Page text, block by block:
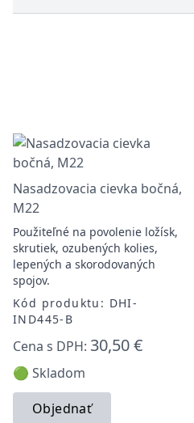
Nasadzovacia cievka bočná,
M22
Použiteľné na povolenie ložísk,
skrutiek, ozubených kolies,
lepených a skorodovaných
spojov.
Kód produktu: DHI-
IND445-B
Cena s DPH: 30,50 €
🟢 Skladom
Objednať